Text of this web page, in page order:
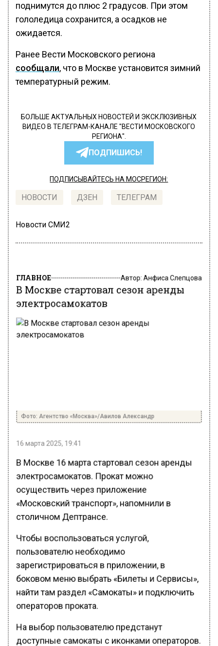
поднимутся до плюс 2 градусов. При этом
гололедица сохранится, а осадков не
ожидается.
Ранее Вести Московского региона
сообщали, что в Москве установится зимний
температурный режим.
БОЛЬШЕ АКТУАЛЬНЫХ НОВОСТЕЙ И ЭКСКЛЮЗИВНЫХ
ВИДЕО В ТЕЛЕГРАМ-КАНАЛЕ "ВЕСТИ МОСКОВСКОГО
РЕГИОНА".
ПОДПИШИСЬ!
ПОДПИСЫВАЙТЕСЬ НА МОСРЕГИОН:
НОВОСТИ ДЗЕН ТЕЛЕГРАМ
Новости СМИ2
ГЛАВНОЕ Автор: Анфиса Слепцова
В Москве стартовал сезон аренды
электросамокатов
Фото: Агентство «Москва»/Авилов Александр
16 марта 2025, 19:41
В Москве 16 марта стартовал сезон аренды
электросамокатов. Прокат можно
осуществить через приложение
«Московский транспорт», напомнили в
столичном Дептрансе.
Чтобы воспользоваться услугой,
пользователю необходимо
зарегистрироваться в приложении, в
боковом меню выбрать «Билеты и Сервисы»,
найти там раздел «Самокаты» и подключить
операторов проката.
На выбор пользователю предстанут
доступные самокаты с иконками операторов.